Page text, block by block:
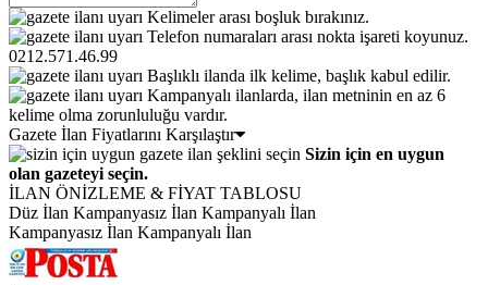
Kelimeler arası boşluk bırakınız.
Telefon numaraları arası nokta işareti koyunuz.
0212.571.46.99
Başlıklı ilanda ilk kelime, başlık kabul edilir.
Kampanyalı ilanlarda, ilan metninin en az 6
kelime olma zorunluluğu vardır.
Gazete İlan Fiyatlarını Karşılaştır
Sizin için en uygun
olan gazeteyi seçin.
İLAN ÖNİZLEME & FİYAT TABLOSU
Düz İlan Kampanyasız İlan Kampanyalı İlan
Kampanyasız İlan Kampanyalı İlan